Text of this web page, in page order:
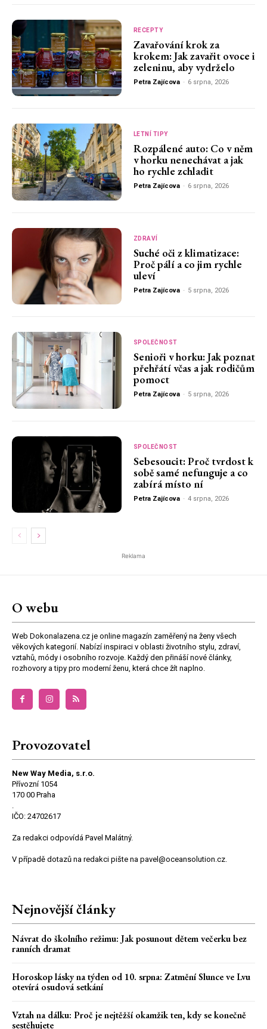
RECEPTY
Zavařování krok za
krokem: Jak zavařit ovoce i
zeleninu, aby vydrželo
Petra Zajícova - 6 srpna, 2026
LETNÍ TIPY
Rozpálené auto: Co v něm
v horku nenechávat a jak
ho rychle zchladit
Petra Zajícova - 6 srpna, 2026
ZDRAVÍ
Suché oči z klimatizace:
Proč pálí a co jim rychle
uleví
Petra Zajícova - 5 srpna, 2026
SPOLEČNOST
Senioři v horku: Jak poznat
přehřátí včas a jak rodičům
pomoct
Petra Zajícova - 5 srpna, 2026
SPOLEČNOST
Sebesoucit: Proč tvrdost k
sobě samé nefunguje a co
zabírá místo ní
Petra Zajícova - 4 srpna, 2026
Reklama
O webu
Web Dokonalazena.cz je online magazín zaměřený na ženy všech
věkových kategorií. Nabízí inspiraci v oblasti životního stylu, zdraví,
vztahů, módy i osobního rozvoje. Každý den přináší nové články,
rozhovory a tipy pro moderní ženu, která chce žít naplno.
Provozovatel
New Way Media, s.r.o.
Přívozní 1054
170 00 Praha
.
IČO: 24702617
Za redakci odpovídá Pavel Malátný.
V případě dotazů na redakci pište na pavel@oceansolution.cz.
Nejnovější články
Návrat do školního režimu: Jak posunout dětem večerku bez
ranních dramat
Horoskop lásky na týden od 10. srpna: Zatmění Slunce ve Lvu
otevírá osudová setkání
Vztah na dálku: Proč je nejtěžší okamžik ten, kdy se konečně
sestěhujete